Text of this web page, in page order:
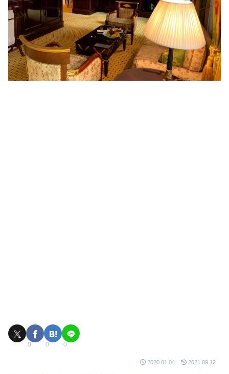
0 0 0
2020.01.04 2021.09.12